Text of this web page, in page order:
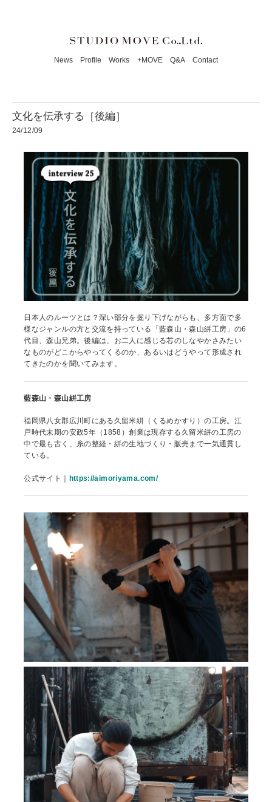
News Profile Works +MOVE Q&A Contact
文化を伝承する［後編］
24/12/09
日本人のルーツとは？深い部分を掘り下げながらも、多方面で多
様なジャンルの方と交流を持っている「藍森山・森山絣工房」の6
代目、森山兄弟。後編は、お二人に感じる芯のしなやかさみたい
なものがどこからやってくるのか、あるいはどうやって形成され
てきたのかを聞いてみます。
藍森山・森山絣工房
福岡県八女郡広川町にある久留米絣（くるめかすり）の工房。江
戸時代末期の安政5年（1858）創業は現存する久留米絣の工房の
中で最も古く、糸の整経・絣の生地づくり・販売まで一気通貫し
ている。
公式サイト｜ https://aimoriyama.com/